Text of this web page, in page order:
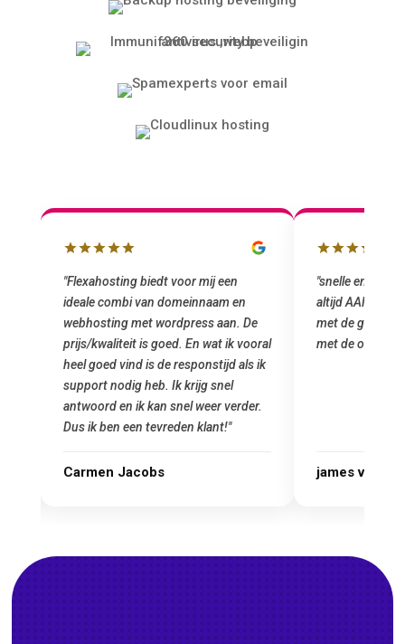
"snelle en vriendelijke service. staat
altijd AAN (: fijne prijzen vergeleken
met de grote jongens en dus nu al blij
met de overstap!"
james van oranje
"Top service. Ik
het installeren
was meteen
gemaakt. Top
Marcel Thijs